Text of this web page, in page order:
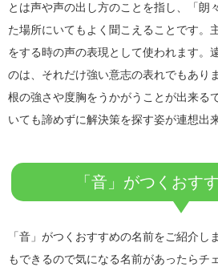
とは声や声の出し方のことを指し、「朗
た場所にいてもよく聞こえることです。
をする時の声の表現として使われます。
のは、それだけ強い意志の表れでもあり
根の強さや度胸をうかがうことが出来る
いても諦めずに解決策を探す姿が連想出
「音」がつくおす
「音」がつくおすすめの名前をご紹介し
もできるので気になる名前があったらチ